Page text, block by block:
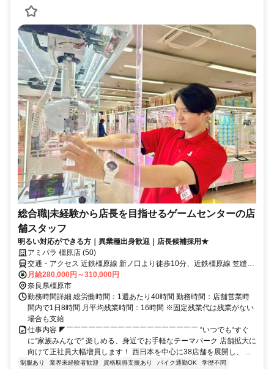
総合職|未経験から店長を目指せるゲームセンターの店
舗スタッフ
明るい対応ができる方｜異業種出身歓迎｜店長候補採用★
アミパラ 橿原店 (50)
交通・アクセス 近鉄橿原線 新ノ口より徒歩10分、近鉄橿原線 笠縫よ
り徒歩19分 ★車・バイク通勤OK
月給280,000円～310,000円
奈良県橿原市
勤務時間詳細 総労働時間：1週あたり40時間 勤務時間：店舗営業時
間内で1日8時間 月平均残業時間：16時間 ※固定残業代は残業がない
場合も支給
仕事内容 ◤￣￣￣￣￣￣￣￣￣￣￣￣￣￣￣￣￣￣ “いつでも“すぐ
に“家族みんなで” 楽しめる、身近でお手軽なテーマパーク 店舗拡大に
向けて正社員大幅増員します！ 西日本を中心に38店舗を展開し、 ...
制服あり 業界未経験者歓迎 資格取得支援あり バイク通勤OK
学歴不問